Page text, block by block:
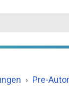
Pre-